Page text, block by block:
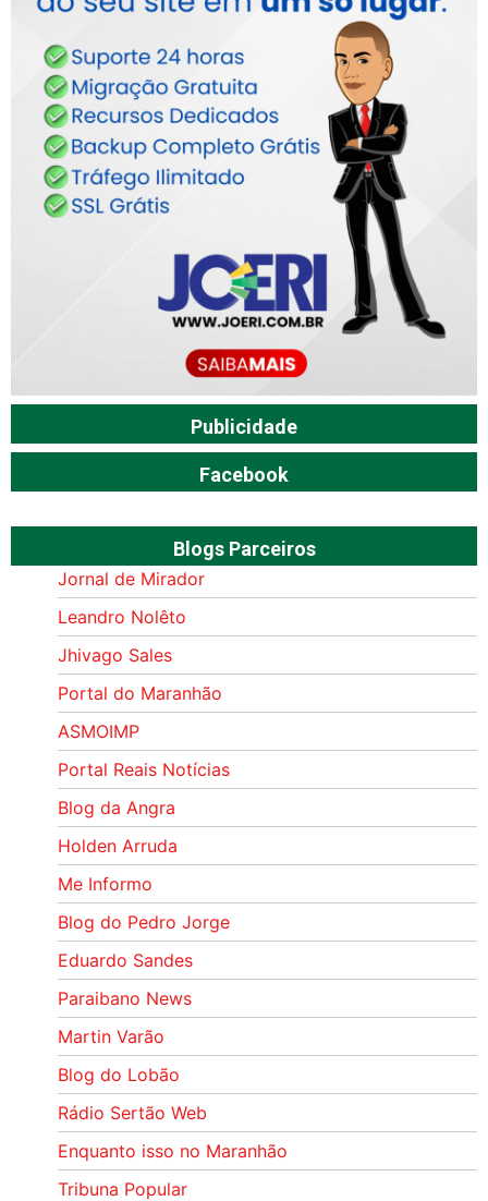
Publicidade
Facebook
Blogs Parceiros
Jornal de Mirador
Leandro Nolêto
Jhivago Sales
Portal do Maranhão
ASMOIMP
Portal Reais Notí­cias
Blog da Angra
Holden Arruda
Me Informo
Blog do Pedro Jorge
Eduardo Sandes
Paraibano News
Martin Varão
Blog do Lobão
Rádio Sertão Web
Enquanto isso no Maranhão
Tribuna Popular